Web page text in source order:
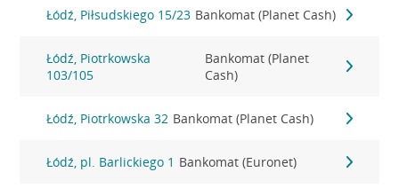
Łódź, Piłsudskiego 15/23 Bankomat (Planet Cash)
Łódź, Piotrkowska
103/105
Bankomat (Planet
Cash)
Łódź, Piotrkowska 32 Bankomat (Planet Cash)
Łódź, pl. Barlickiego 1 Bankomat (Euronet)